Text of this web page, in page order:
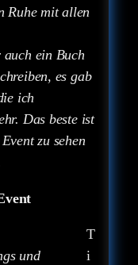
Ruhe mit allen
ein Buch
es gab
ich
Das beste ist
zu sehen
T
i
und